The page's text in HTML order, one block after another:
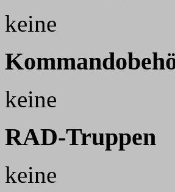
keine
keine
RAD-Truppen
keine